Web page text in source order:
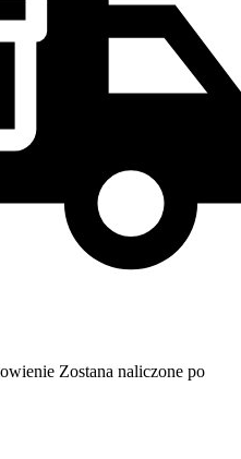
Zostana naliczone po